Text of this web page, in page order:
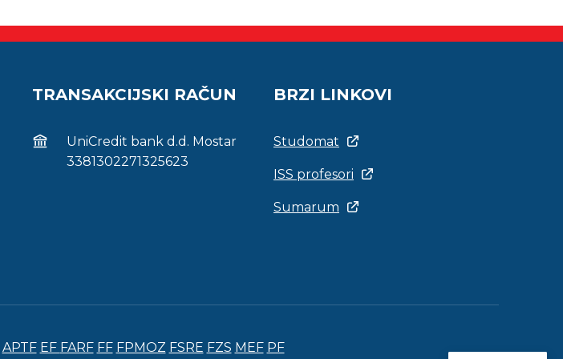
TRANSAKCIJSKI RAČUN
UniCredit bank d.d. Mostar
3381302271325623
BRZI LINKOVI
Studomat
ISS profesori
Sumarum
APTF EF FARF FF FPMOZ FSRE FZS MEF PF